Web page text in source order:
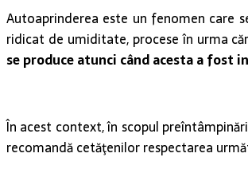
Autoaprinderea este un fenomen care
ridicat de umiditate, procese în urma
se produceatunci când acesta a fost
În acest context, în scopul
recomandă cetăţenilor respectarea